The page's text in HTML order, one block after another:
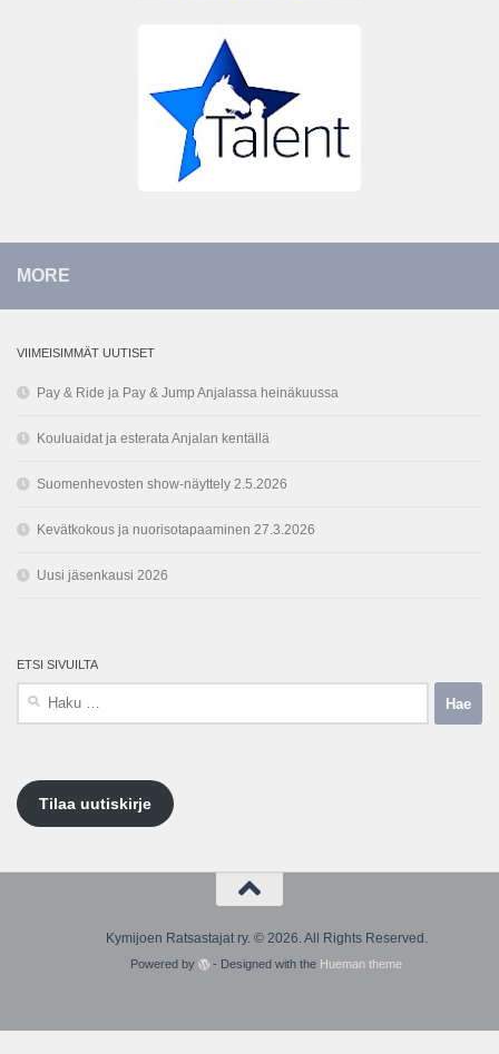
MORE
VIIMEISIMMÄT UUTISET
Pay & Ride ja Pay & Jump Anjalassa heinäkuussa
Kouluaidat ja esterata Anjalan kentällä
Suomenhevosten show-näyttely 2.5.2026
Kevätkokous ja nuorisotapaaminen 27.3.2026
Uusi jäsenkausi 2026
ETSI SIVUILTA
Tilaa uutiskirje
Kymijoen Ratsastajat ry. © 2026. All Rights Reserved.
Powered by - Designed with the Hueman theme